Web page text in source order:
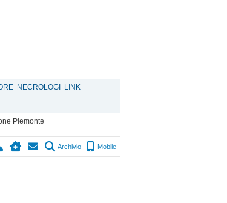
NECROLOGI
LINK
Piemonte
Archivio Mobile